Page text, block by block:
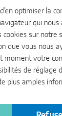
optimiser la
qui nous
cookies sur
que vous nous
moment votre
de réglage
plus amples